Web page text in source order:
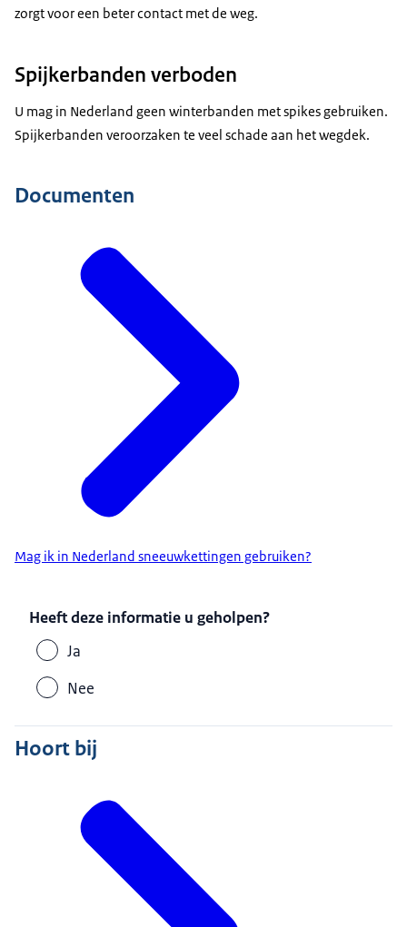
zorgt voor een beter contact met de weg.
Spijkerbanden verboden
U mag in Nederland geen winterbanden metspikesgebruiken.
Spijkerbanden veroorzaken te veel schade aan het wegdek.
Documenten
Mag ik in Nederland sneeuwkettingen gebruiken?
Heeft deze informatie u geholpen?
Ja
Nee
Hoort bij